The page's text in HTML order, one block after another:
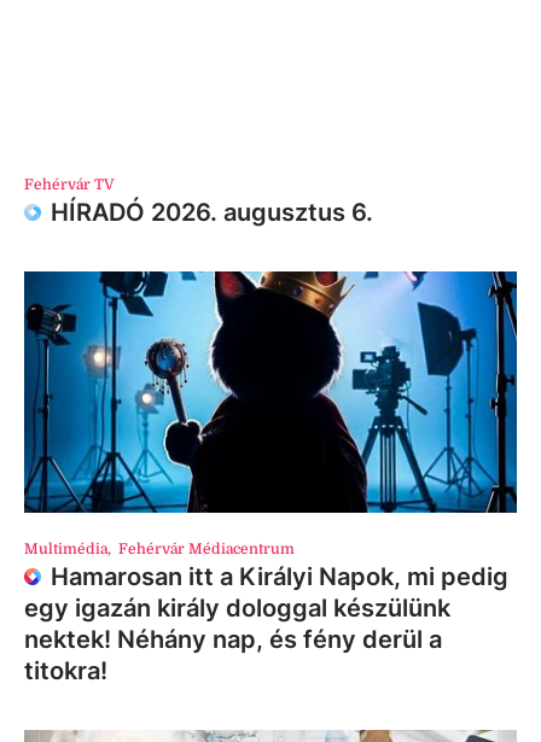
Fehérvár TV
HÍRADÓ 2026. augusztus 6.
Multimédia, Fehérvár Médiacentrum
Hamarosan itt a Királyi Napok, mi pedig
egy igazán király dologgal készülünk
nektek! Néhány nap, és fény derül a
titokra!